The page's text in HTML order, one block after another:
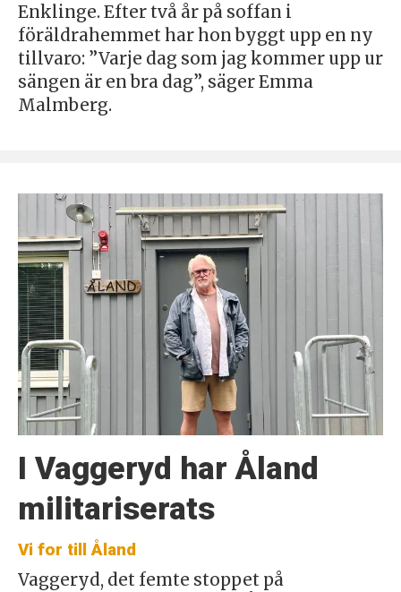
Enklinge. Efter två år på soffan i
föräldrahemmet har hon byggt upp en ny
tillvaro: ”Varje dag som jag kommer upp ur
sängen är en bra dag”, säger Emma
Malmberg.
I Vaggeryd har Åland
militariserats
Vi for till Åland
Vaggeryd, det femte stoppet på